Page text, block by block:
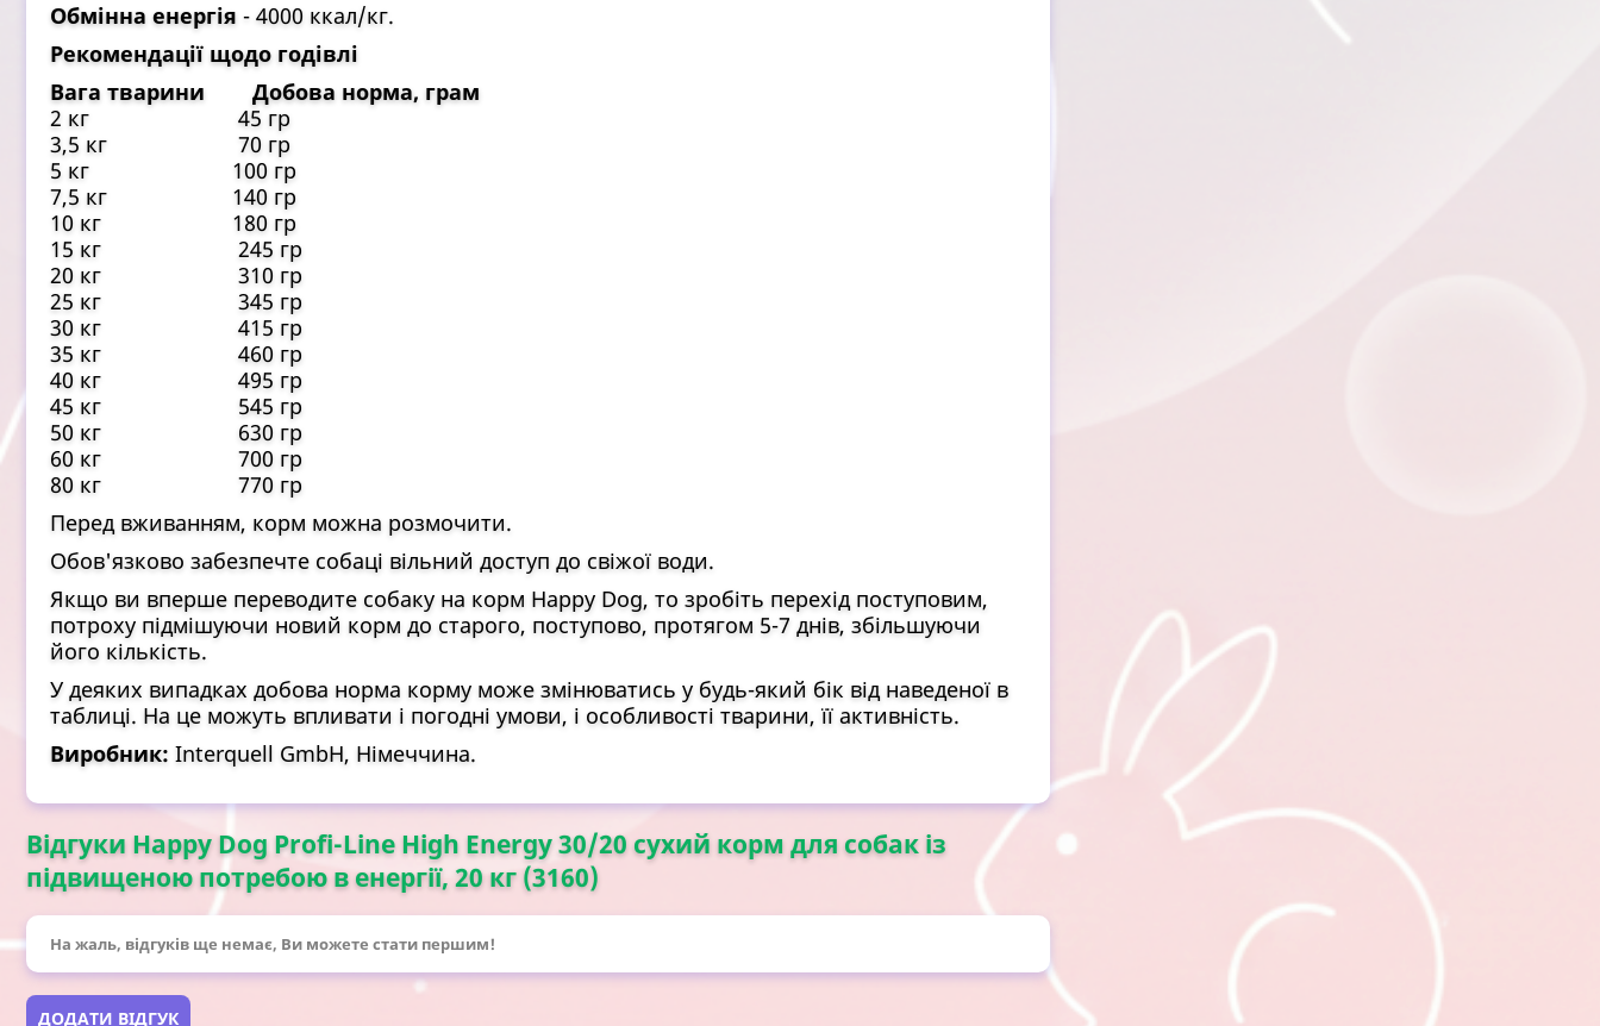
Обмінна енергія - 4000 ккал/кг.
Рекомендації щодо годівлі
Вага тварини Добова норма, грам
2 кг 45 гр
3,5 кг 70 гр
5 кг 100 гр
7,5 кг 140 гр
10 кг 180 гр
15 кг 245 гр
20 кг 310 гр
25 кг 345 гр
30 кг 415 гр
35 кг 460 гр
40 кг 495 гр
45 кг 545 гр
50 кг 630 гр
60 кг 700 гр
80 кг 770 гр
Перед вживанням, корм можна розмочити.
Обов'язково забезпечте собаці вільний доступ до свіжої води.
Якщо ви вперше переводите собаку на корм Happy Dog, то зробіть перехід поступовим,
потроху підмішуючи новий корм до старого, поступово, протягом 5-7 днів, збільшуючи
його кількість.
У деяких випадках добова норма корму може змінюватись у будь-який бік від наведеної в
таблиці. На це можуть впливати і погодні умови, і особливості тварини, її активність.
Виробник: Interquell GmbH, Німеччина.
Відгуки Happy Dog Profi-Line High Energy 30/20 сухий корм для собак із
підвищеною потребою в енергії, 20 кг (3160)
На жаль, відгуків ще немає, Ви можете стати першим!
ДОДАТИ ВІДГУК